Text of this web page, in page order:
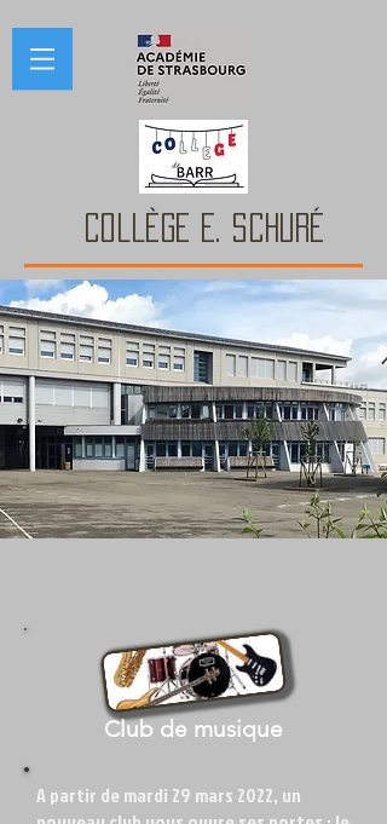
COLLÈGE E. Schuré
Club de musique
A partir de mardi 29 mars 2022, un